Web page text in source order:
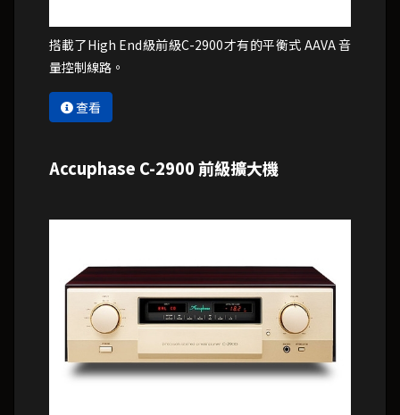
搭載了High End級前級C-2900才有的平衡式 AAVA 音
量控制線路。
查看
Accuphase C-2900 前級擴大機